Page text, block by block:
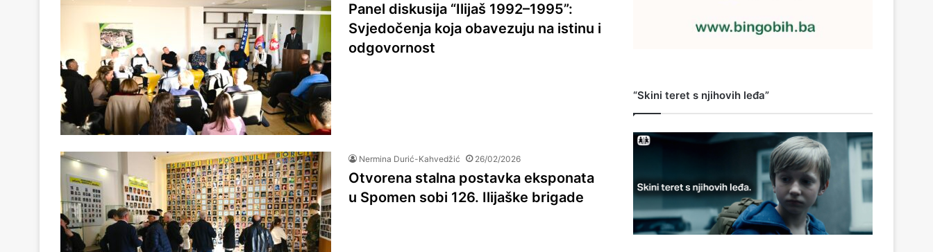
Panel diskusija “Ilijaš 1992–1995”:
Svjedočenja koja obavezuju na istinu i
odgovornost
Nermina Durić-Kahvedžić 26/02/2026
Otvorena stalna postavka eksponata
u Spomen sobi 126. Ilijaške brigade
“Skini teret s njihovih leđa”